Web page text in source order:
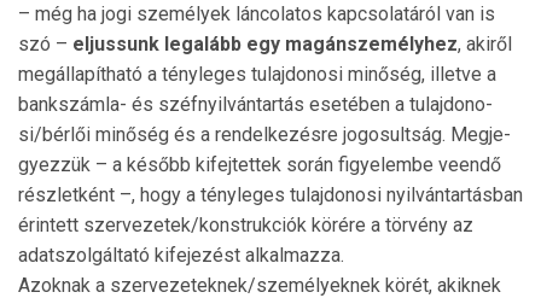
– még ha jogi személyek láncolatos kapcsolatáról van is
szó – eljussunk legalább egy magánsze­mély­hez, akiről
megálla­pít­ható a tényleges tulajdo­no­si minőség, illetve a
bank­számla- és széfnyilvántartás esetében a tulaj­dono­
si/bérlői minőség és a rendelke­zés­re jogosultság. Megje­
gyez­zük – a később kifejtettek so­rán figyelembe veendő
részlet­ként –, hogy a tényleges tu­laj­donosi nyilvántartásban
érintett szer­vezetek/kon­struk­ciók körére a törvény az
adatszolgáltató kife­je­zést alkalmazza.
Azoknak a szervezeteknek/személyeknek körét, akik­nek